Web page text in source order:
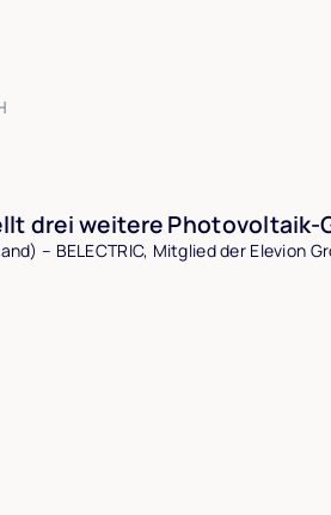
drei weitere
– BELECTRIC, Mitglied der Elevion